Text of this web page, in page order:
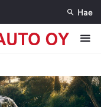
Hae
Peruuta